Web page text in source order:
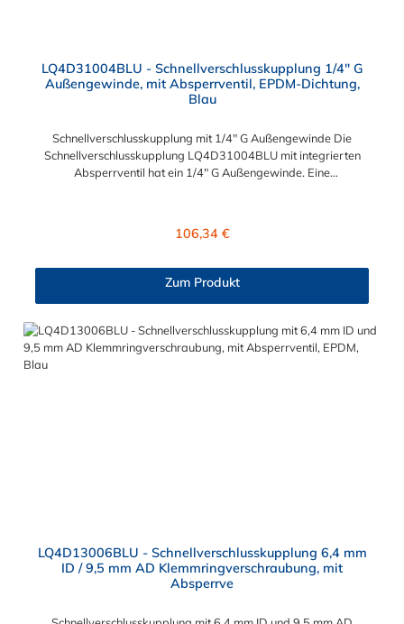
LQ4D31004BLU - Schnellverschlusskupplung 1/4" G
Außengewinde, mit Absperrventil, EPDM-Dichtung,
Blau
Schnellverschlusskupplung mit 1/4" G Außengewinde Die
Schnellverschlusskupplung LQ4D31004BLU mit integrierten
Absperrventil hat ein 1/4" G Außengewinde. Eine
Messing verchromt und der Dichtring ist aus EPDM. Max.
-17 °C bis 115 °C Farbe: Blau Diese Schnellverschlusskupplung
ist auch für lange Einsatzzeiten geeignet und bietet auch bei
Kälteanwendungen eine hohe Durchflusskapazität. Der
Schnellverschluss der CPC LQ4-Serie ist ideal für
Flüssigkühlsysteme. Sie können diese
Regulärer Preis:
106,34 €
Zum Produkt
LQ4D13006BLU - Schnellverschlusskupplung 6,4 mm
ID / 9,5 mm AD Klemmringverschraubung, mit
Absperrve